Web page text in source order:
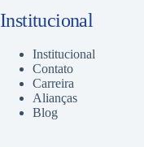
Institucional
Institucional
Contato
Carreira
Alianças
Blog